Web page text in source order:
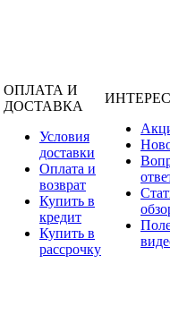
ОПЛАТА И
ДОСТАВКА
Условия
доставки
Оплата и
возврат
Купить в
кредит
Купить в
рассрочку